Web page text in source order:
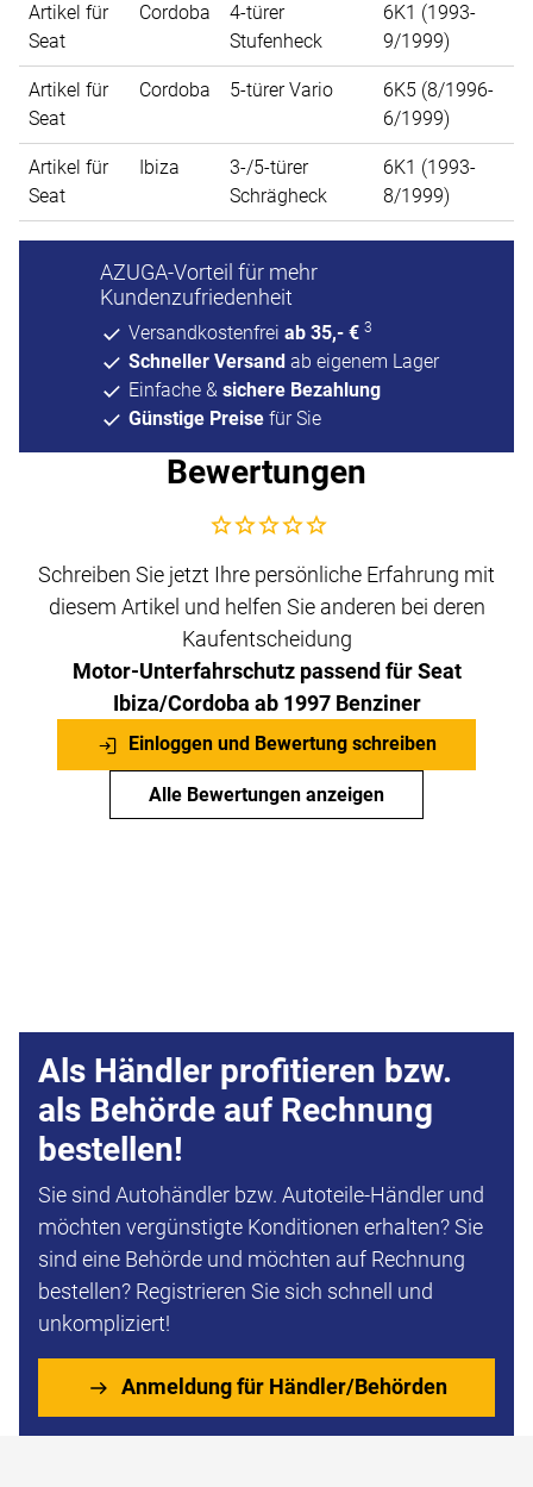
Artikel für
Seat
Cordoba
4-türer
Stufenheck
6K1 (1993-
9/1999)
Artikel für
Seat
Cordoba 5-türer Vario
6K5 (8/1996-
6/1999)
Artikel für
Seat
Ibiza
3-/5-türer
Schrägheck
6K1 (1993-
8/1999)
AZUGA-Vorteil für mehr
Kundenzufriedenheit
Versandkostenfrei ab 35,- € 3
Schneller Versand ab eigenem Lager
Einfache & sichere Bezahlung
Günstige Preisefür Sie
Bewertungen
Noch keine Bewertungen abgegeben
Schreiben Sie jetzt Ihre persönliche Erfahrung mit
diesem Artikel und helfen Sie anderen bei deren
Kaufentscheidung
Motor-Unterfahrschutz passend für Seat
Ibiza/Cordoba ab 1997 Benziner
Einloggen und Bewertung schreiben
Alle Bewertungen anzeigen
Als Händler profitieren bzw.
als Behörde auf Rechnung
bestellen!
Sie sind Autohändler bzw. Autoteile-Händler und
möchten vergünstigte Konditionen erhalten? Sie
sind eine Behörde und möchten auf Rechnung
bestellen? Registrieren Sie sich schnell und
unkompliziert!
Anmeldung für Händler/Behörden